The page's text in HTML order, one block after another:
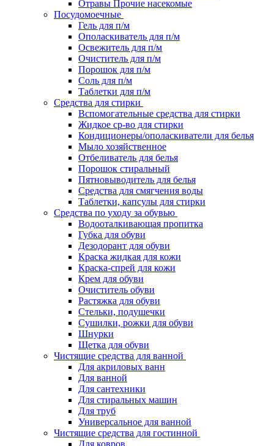
Отравы Прочие насекомые
Посудомоечные
Гель для п/м
Ополаскиватель для п/м
Освежитель для п/м
Очиститель для п/м
Порошок для п/м
Соль для п/м
Таблетки для п/м
Средства для стирки
Вспомогательные средства для стирки
Жидкое ср-во для стирки
Кондиционеры/ополаскиватели для белья
Мыло хозяйственное
Отбеливатель для белья
Порошок стиральный
Пятновыводитель для белья
Средства для смягчения воды
Таблетки, капсулы для стирки
Средства по уходу за обувью
Водооталкивающая пропитка
Губка для обуви
Дезодорант для обуви
Краска жидкая для кожи
Краска-спрей для кожи
Крем для обуви
Очиститель обуви
Растяжка для обуви
Стельки, подушечки
Сушилки, рожки для обуви
Шнурки
Щетка для обуви
Чистящие средства для ванной
Для акриловых ванн
Для ванной
Для сантехники
Для стиральных машин
Для труб
Универсальное для ванной
Чистящие средства для гостинной
Для ковров